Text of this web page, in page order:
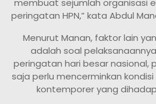
membuat sejumlah organisasi
peringatan HPN,” kata Abdul
Menurut Manan, faktor lain
adalah soal
peringatan hari besar nasional,
saja perlu mencerminkan
kontemporer yang